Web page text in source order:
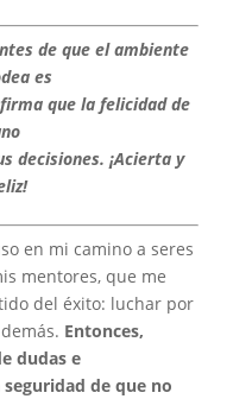
de que el ambiente
es
que la felicidad de
decisiones. ¡Acierta y
en mi camino a seres
mentores, que me
del éxito: luchar por
Entonces,
dudas e
de que no